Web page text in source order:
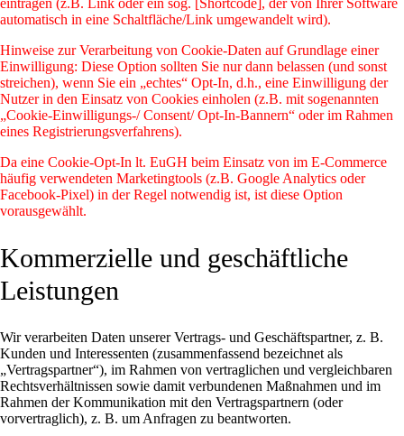
automatisch in eine Schaltfläche/Link umgewandelt wird).
Hinweise zur Verarbeitung von Cookie-Daten auf Grundlage einer
Einwilligung: Diese Option sollten Sie nur dann belassen (und sonst
streichen), wenn Sie ein „echtes“ Opt-In, d.h., eine Einwilligung der
Nutzer in den Einsatz von Cookies einholen (z.B. mit sogenannten
„Cookie-Einwilligungs-/ Consent/ Opt-In-Bannern“ oder im Rahmen
eines Registrierungsverfahrens).
Da eine Cookie-Opt-In lt. EuGH beim Einsatz von im E-Commerce
häufig verwendeten Marketingtools (z.B. Google Analytics oder
Facebook-Pixel) in der Regel notwendig ist, ist diese Option
vorausgewählt.
Kommerzielle und geschäftliche
Leistungen
Wir verarbeiten Daten unserer Vertrags- und Geschäftspartner, z. B.
Kunden und Interessenten (zusammenfassend bezeichnet als
„Vertragspartner“), im Rahmen von vertraglichen und vergleichbaren
Rechtsverhältnissen sowie damit verbundenen Maßnahmen und im
Rahmen der Kommunikation mit den Vertragspartnern (oder
vorvertraglich), z. B. um Anfragen zu beantworten.